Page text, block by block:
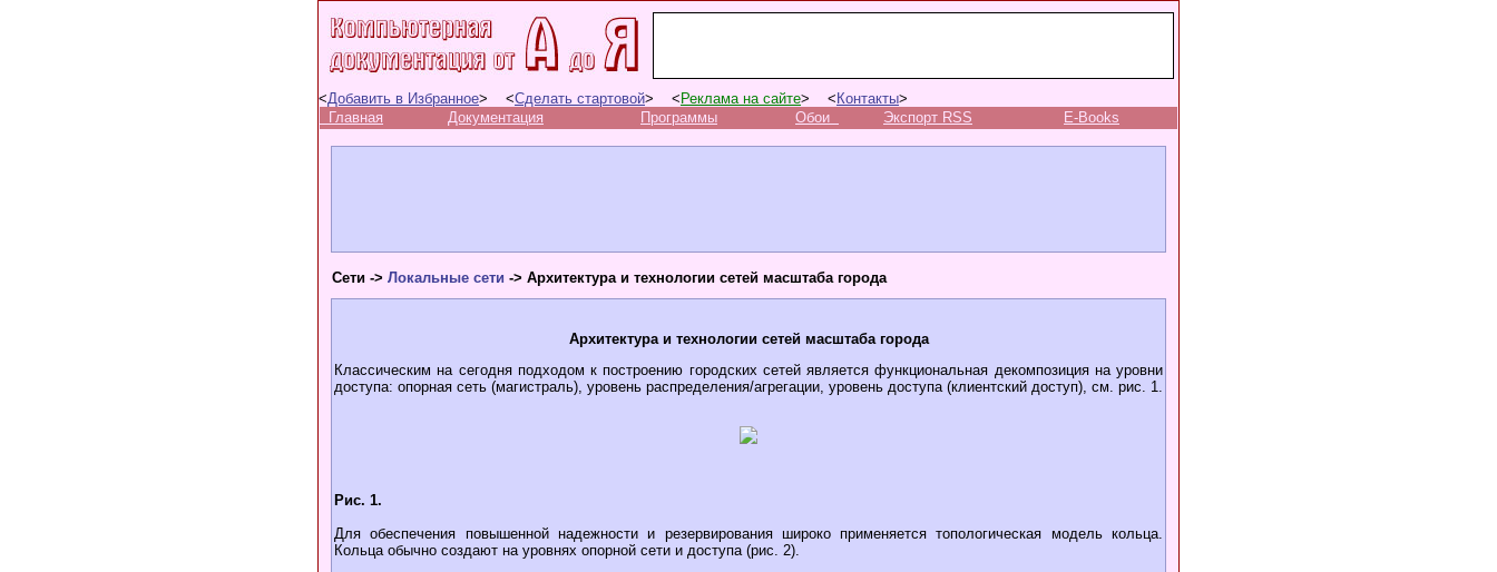
<Добавить в Избранное> <Сделать стартовой> < Реклама на сайте> < Контакты>
Главная
Документация Программы Обои Экспорт RSS E-Books
Cети -> Локальные сети -> Архитектура и технологии сетей масштаба города
Архитектура и технологии сетей масштаба города
Классическим на сегодня подходом к построению городских сетей является функциональная декомпозиция на уровни
доступа: опорная сеть (магистраль), уровень распределения/агрегации, уровень доступа (клиентский доступ), см. рис. 1.
Рис. 1.
Для обеспечения повышенной надежности и резервирования широко применяется топологическая модель кольца.
Кольца обычно создают на уровнях опорной сети и доступа (рис. 2).